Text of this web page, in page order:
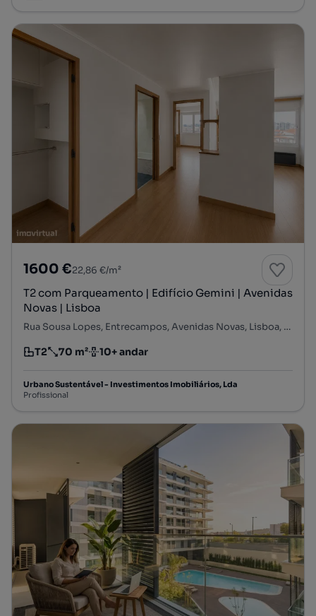
1600 €22,86 €/m²
T2 com Parqueamento | Edifício Gemini | Avenidas
Novas | Lisboa
Rua Sousa Lopes, Entrecampos, Avenidas Novas, Lisboa, Lisboa
Tipologia
T2
Preço por metro quadrado
70 m²
Andar 10+ andar
Urbano Sustentável - Investimentos Imobiliários, Lda
Profissional